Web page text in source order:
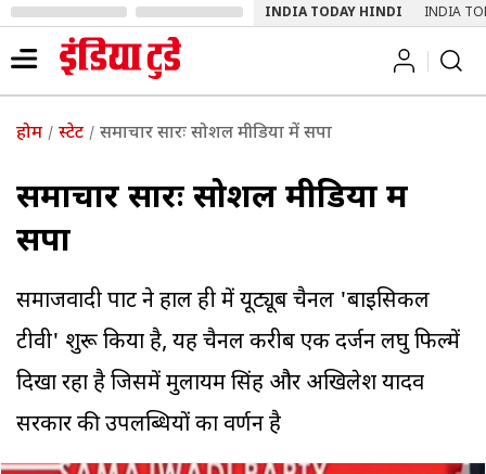
INDIA TODAY HINDI INDIA
होम स्टेट समाचार सारः सोशल मीडिया में सपा
समाचार सारः सोशल मीडिया में
सपा
समाजवादी पार्टी ने हाल ही में यूट्यूब चैनल 'बाइसिकल
टीवी' शुरू किया है, यह चैनल करीब एक दर्जन लघु फिल्में
दिखा रहा है जिसमें मुलायम सिंह और अखिलेश यादव
सरकार की उपलब्धियों का वर्णन है